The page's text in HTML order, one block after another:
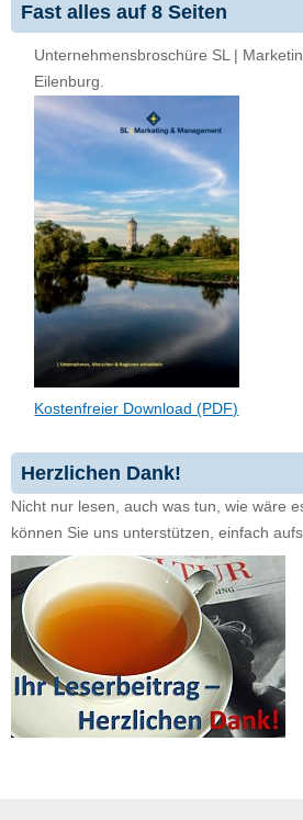
Fast alles auf 8 Seiten
Unternehmensbroschüre SL |
Eilenburg.
Kostenfreier Download (PDF)
Herzlichen Dank!
Nicht nur lesen, auch was tun, wie wäre
können Sie uns unterstützen, einfach aufs